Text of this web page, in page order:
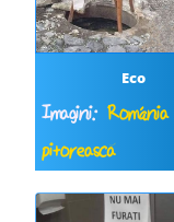
Eco
Imagini: România
pitorească